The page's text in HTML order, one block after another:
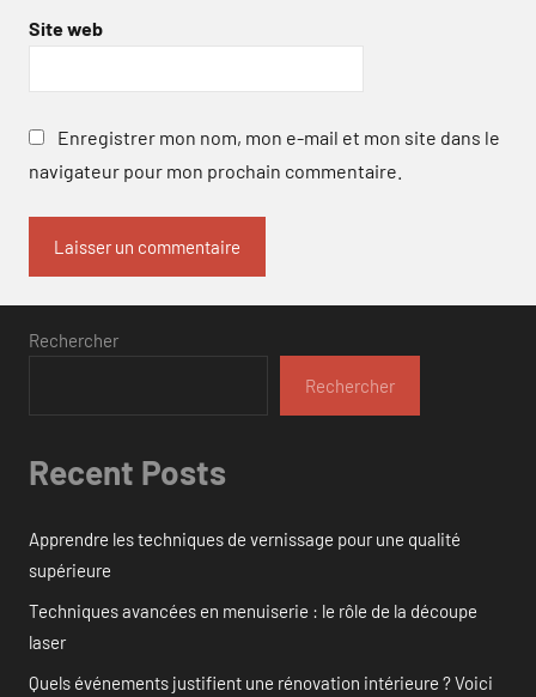
Site web
Enregistrer mon nom, mon e-mail et mon site dans le
navigateur pour mon prochain commentaire.
Rechercher
Rechercher
Recent Posts
Apprendre les techniques de vernissage pour une qualité
supérieure
Techniques avancées en menuiserie : le rôle de la découpe
laser
Quels événements justifient une rénovation intérieure ? Voici